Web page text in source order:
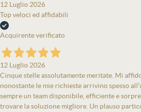
12 Luglio 2026
Top veloci ed affidabili
Acquirente verificato
12 Luglio 2026
Cinque stelle assolutamente meritate. Mi
nonostante le mie richieste arrivino spesso
sempre un team disponibile, efficiente e
trovare la soluzione migliore. Un plauso